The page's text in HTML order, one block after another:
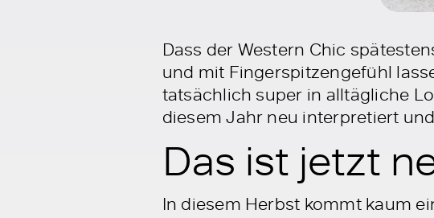
Dass der Western Chic
und mit Fingerspitzengefühl
tatsächlich super in alltägliche
diesem Jahr neu interpretiert
Das ist jetzt
In diesem Herbst kommt kaum